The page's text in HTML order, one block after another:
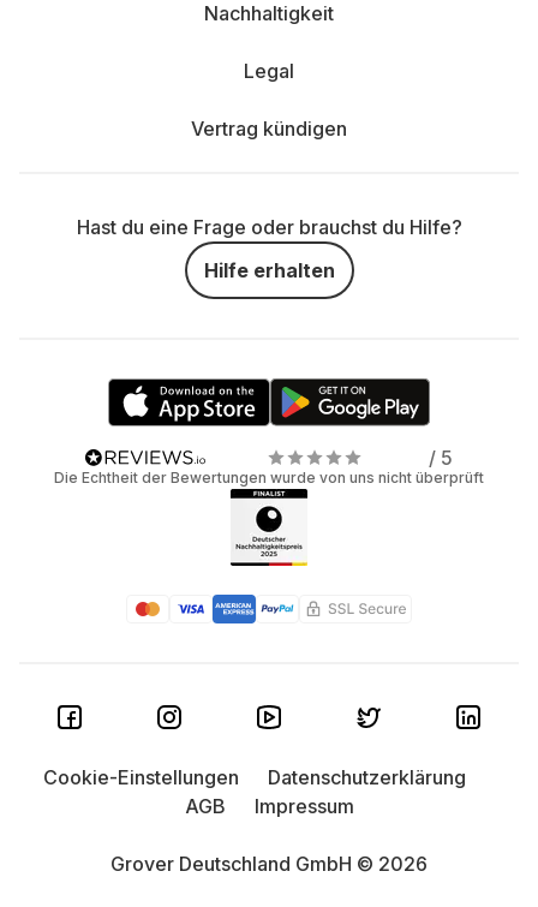
Nachhaltigkeit
Legal
Vertrag kündigen
Hast du eine Frage oder brauchst du Hilfe?
Hilfe erhalten
/ 5
Die Echtheit der Bewertungen wurde von uns nicht überprüft
Grover Deutschland GmbH © 2026
Cookie-Einstellungen
Datenschutzerklärung
AGB
Impressum